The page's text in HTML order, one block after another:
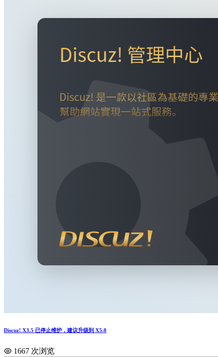
Discuz! X3.5 已停止维护，建议升级到 X5.0
1667 次浏览